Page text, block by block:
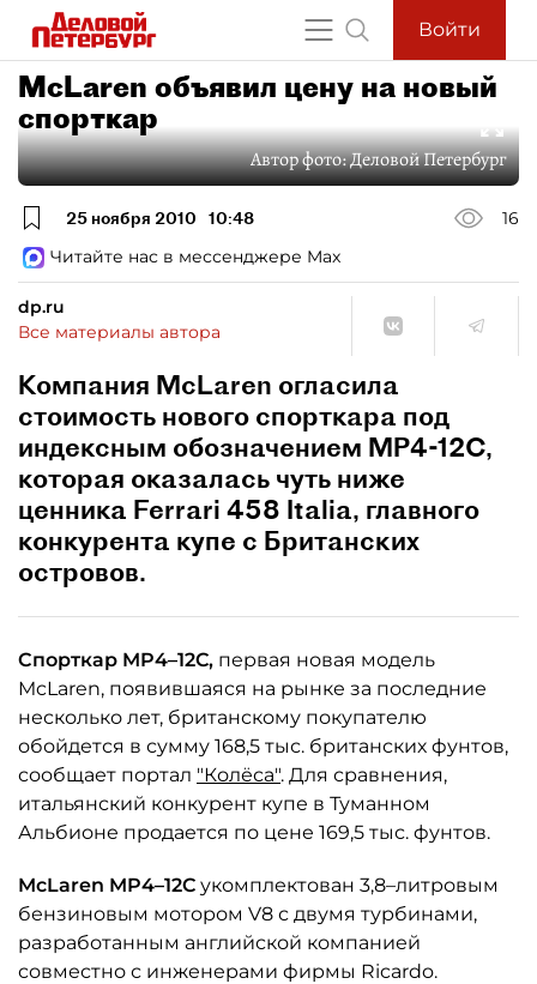
Войти
McLaren объявил цену на новый
спорткар
Автор фото:Деловой Петербург
25 ноября 2010 10:48
16
Читайте нас в мессенджере Max
dp.ru
Все материалы автора
Компания McLaren огласила
стоимость нового спорткара под
индексным обозначением MP4-12C,
которая оказалась чуть ниже
ценника Ferrari 458 Italia, главного
конкурента купе с Британских
островов.
Спорткар MP4–12C, первая новая модель
McLaren, появившаяся на рынке за последние
несколько лет, британскому покупателю
обойдется в сумму 168,5 тыс. британских фунтов,
сообщает портал "Колёса". Для сравнения,
итальянский конкурент купе в Туманном
Альбионе продается по цене 169,5 тыс. фунтов.
McLaren MP4–12C укомплектован 3,8–литровым
бензиновым мотором V8 с двумя турбинами,
разработанным английской компанией
совместно с инженерами фирмы Ricardo.